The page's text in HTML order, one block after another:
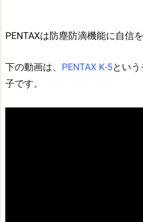
PENTAXは防塵防滴機能に自信
下の動画は、 PENTAX K-5とい
子です。